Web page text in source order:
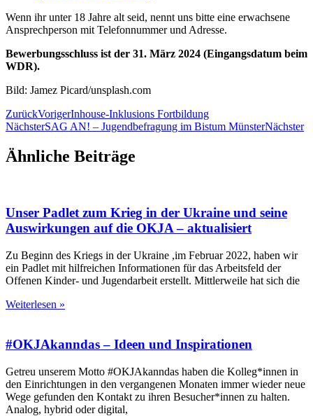
Wenn ihr unter 18 Jahre alt seid, nennt uns bitte eine erwachsene
Ansprechperson mit Telefonnummer und Adresse.
Bewerbungsschluss ist der 31. März 2024 (Eingangsdatum beim
WDR).
Bild: Jamez Picard/unsplash.com
ZurückVorigerInhouse-Inklusions Fortbildung
NächsterSAG AN! – Jugendbefragung im Bistum MünsterNächster
Ähnliche Beiträge
Unser Padlet zum Krieg in der Ukraine und seine
Auswirkungen auf die OKJA – aktualisiert
Zu Beginn des Kriegs in der Ukraine ,im Februar 2022, haben wir
ein Padlet mit hilfreichen Informationen für das Arbeitsfeld der
Offenen Kinder- und Jugendarbeit erstellt. Mittlerweile hat sich die
Weiterlesen »
#OKJAkanndas – Ideen und Inspirationen
Getreu unserem Motto #OKJAkanndas haben die Kolleg*innen in
den Einrichtungen in den vergangenen Monaten immer wieder neue
Wege gefunden den Kontakt zu ihren Besucher*innen zu halten.
Analog, hybrid oder digital,